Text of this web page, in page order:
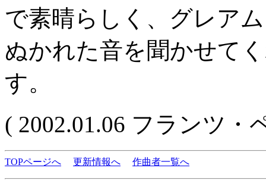
で素晴らしく、グレア
ぬかれた音を聞かせて
す。
( 2002.01.06 フランツ・
TOPページへ 更新情報へ 作曲者一覧へ